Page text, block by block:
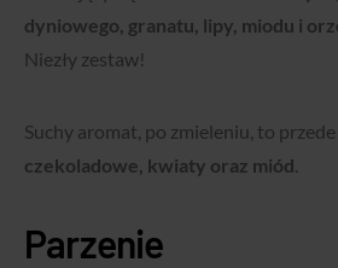
dyniowego, granatu, lipy, miodu i
Niezły zestaw!
Suchy aromat, po zmieleniu, to
czekoladowe, kwiaty oraz miód
Parzenie